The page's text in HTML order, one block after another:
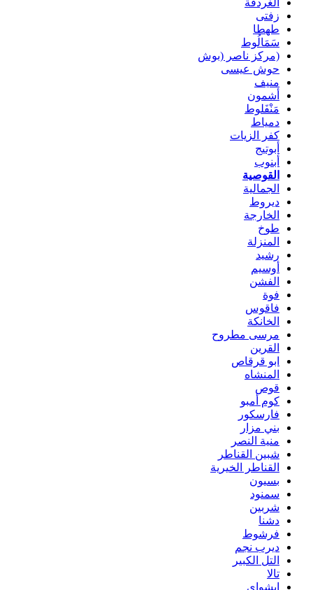
زفتى
طهطا
سَمَالُوط
(مركز ناصر (بوش
حوش عيسى
منيف
أشمون
مَنْفَلوط
دمياط
كفر الزيات
أبوتيج
أبنوب
القوصية
الجمالية
ديروط
الخارجة
طوخ
المنزلة
رشيد
أوسيم
الفشن
فوة
فاقوس
الخانكة
مرسى مطروح
القرين
ابو قرقاص
المنشاه
قوص
كوم أمبو
فارسكور
بني مزار
منية النصر
شبين القناطر
القناطر الخيرية
بسيون
سمنود
شربين
دشنا
فرشوط
ديرب نجم
التل الكبير
تالا
ابشواى